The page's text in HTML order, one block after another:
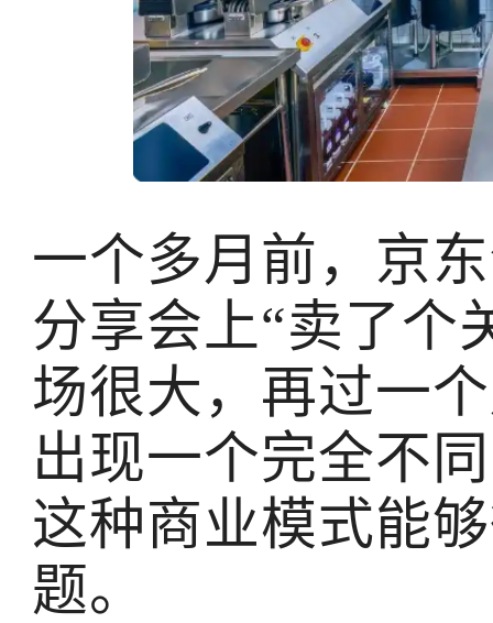
一个多月前，京
分享会上“卖了个
场很大，再过一
出现一个完全不
这种商业模式能
题。